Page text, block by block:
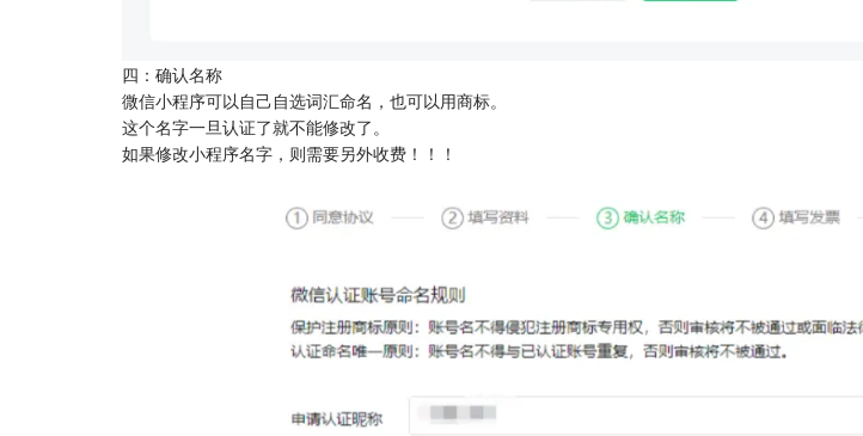
四：确认名称
微信小程序可以自己自选词汇命名，也可以用商标。
这个名字一旦认证了就不能修改了。
如果修改小程序名字，则需要另外收费！！！